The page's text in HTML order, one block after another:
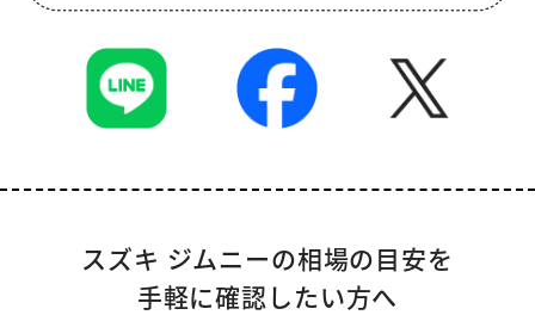
スズキ ジムニーの相場の目安を
手軽に確認したい方へ